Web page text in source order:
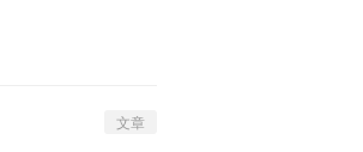
文章